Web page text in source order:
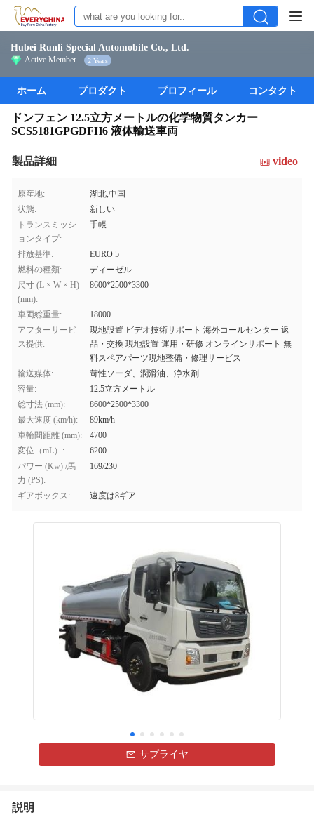
Hubei Runli Special Automobile Co., Ltd.
Active Member 2 Years
ホーム プロダクト プロフィール コンタクト
ドンフェン 12.5立方メートルの化学物質タンカー
SCS5181GPGDFH6 液体輸送車両
製品詳細 video
原産地:
湖北,中国
状態:
新しい
トランスミッシ
ョンタイプ:
手帳
排放基準:
EURO 5
燃料の種類:
ディーゼル
尺寸 (L × W × H)
(mm):
8600*2500*3300
車両総重量:
18000
アフターサービ
ス提供:
現地設置 ビデオ技術サポート 海外コールセンター 返
品・交換 現地設置 運用・研修 オンラインサポート 無
料スペアパーツ現地整備・修理サービス
輸送媒体:
苛性ソーダ、潤滑油、浄水剤
容量:
12.5立方メートル
総寸法 (mm):
8600*2500*3300
最大速度 (km/h):
89km/h
車輪間距離 (mm):
4700
変位（mL）:
6200
パワー (Kw) /馬
力 (PS):
169/230
ギアボックス: 速度は8ギア
サプライヤ
説明